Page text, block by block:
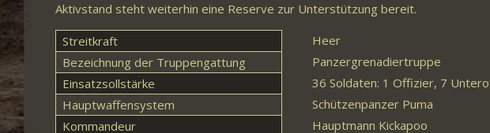
Aktivstand steht weiterhin eine Reserve zur Unterstützung bereit.
Streitkraft
Heer
Bezeichnung der Truppengattung
Panzergrenadiertruppe
Einsatzsollstärke
36 Soldaten: 1 Offizier, 7
Hauptwaffensystem
Schützenpanzer Puma
Kommandeur
Hauptmann Kickapoo